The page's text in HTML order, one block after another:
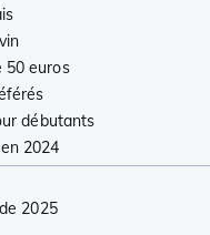
50 euros
débutants
2024
2025